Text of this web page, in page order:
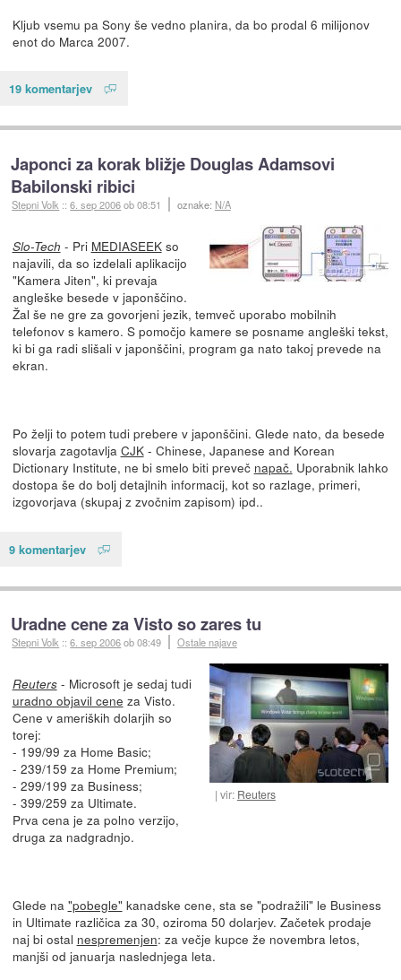
Kljub vsemu pa Sony še vedno planira, da bo prodal 6 milijonov
enot do Marca 2007.
19 komentarjev
Japonci za korak bližje Douglas Adamsovi
Babilonski ribici
Stepni Volk ::6. sep 2006ob 08:51 oznake: N/A
Slo-Tech - Pri MEDIASEEKso
najavili, da so izdelali aplikacijo
"Kamera Jiten", ki prevaja
angleške besede v japonščino.
Žal še ne gre za govorjeni jezik, temveč uporabo mobilnih
telefonov s kamero. S pomočjo kamere se posname angleški tekst,
ki bi ga radi slišali v japonščini, program ga nato takoj prevede na
ekran.
Po želji to potem tudi prebere v japonščini. Glede nato, da besede
slovarja zagotavlja CJK- Chinese, Japanese and Korean
Dictionary Institute, ne bi smelo biti preveč napač. Uporabnik lahko
dostopa še do bolj detajlnih informacij, kot so razlage, primeri,
izgovorjava (skupaj z zvočnim zapisom) ipd..
9 komentarjev
Uradne cene za Visto so zares tu
Stepni Volk ::6. sep 2006ob 08:49 Ostale najave
vir: Reuters
Reuters- Microsoft je sedaj tudi
uradno objavil cene za Visto.
Cene v ameriških dolarjih so
torej:
- 199/99 za Home Basic;
- 239/159 za Home Premium;
- 299/199 za Business;
- 399/259 za Ultimate.
Prva cena je za polno verzijo,
druga za nadgradnjo.
Glede na "pobegle"kanadske cene, sta se "podražili" le Business
in Ultimate različica za 30, oziroma 50 dolarjev. Začetek prodaje
naj bi ostal nespremenjen: za večje kupce že novembra letos,
manjši od januarja naslednjega leta.